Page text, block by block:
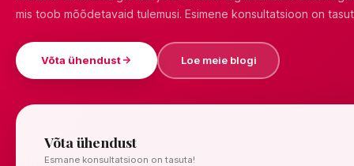
mis toob mõõdetavaid tulemusi. Esimene konsultatsioon on
Võta ühendust Loe meie blogi
Võta ühendust
Esmane konsultatsioon on tasuta!